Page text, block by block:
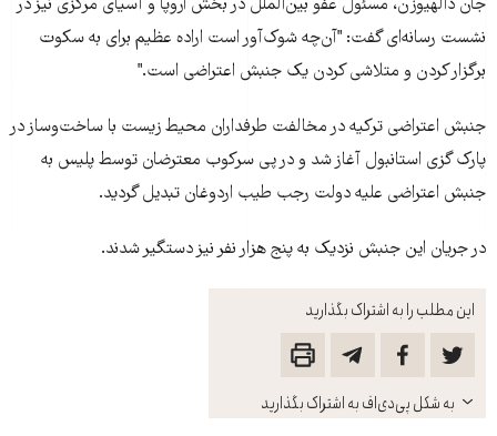
این مطلب را به اشتراک بگذارید
باز
کنید
به شکل پی‌دی‌اف به اشتراک بگذارید
جان دالهيوزن، مسئول عفو بين‌الملل در بخش اروپا و آسيای مرکزی نيز در
نشست رسانه‌ای گفت: "آن‌چه شوک‌آور است اراده عظيم برای به سکوت
برگزار کردن و متلاشی کردن يک جنبش اعتراضی است."
جنبش اعتراضی ترکيه در مخالفت طرفداران محيط زيست با ساخت‌وساز در
پارک گزی استانبول آغاز شد و در پی سرکوب معترضان توسط پليس به
جنبش اعتراضی عليه دولت رجب طيب اردوغان تبديل گرديد.
در جريان اين جنبش نزديک به پنج هزار نفر نيز دستگير شدند.